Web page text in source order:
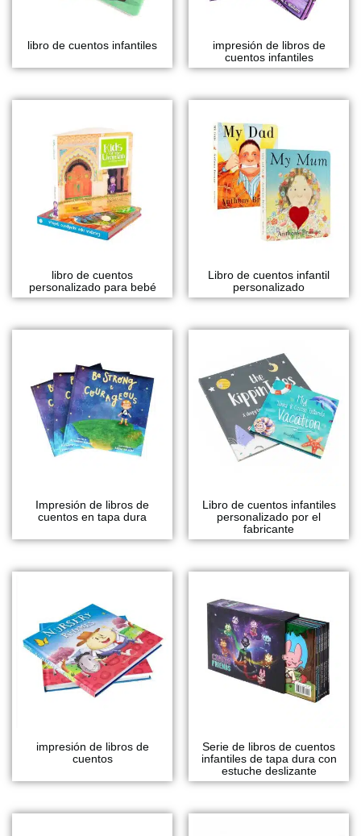
libro de cuentos infantiles
impresión de libros de
cuentos infantiles
libro de cuentos
personalizado para bebé
Libro de cuentos infantil
personalizado
Impresión de libros de
cuentos en tapa dura
Libro de cuentos infantiles
personalizado por el
fabricante
impresión de libros de
cuentos
Serie de libros de cuentos
infantiles de tapa dura con
estuche deslizante